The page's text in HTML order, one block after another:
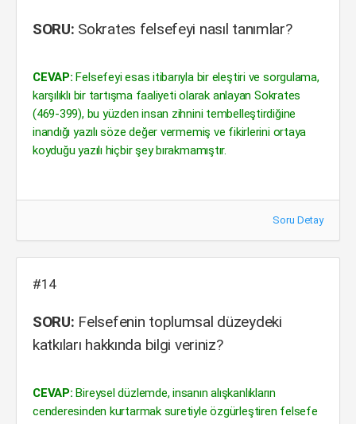
SORU: Sokrates felsefeyi nasıl tanımlar?
CEVAP: Felsefeyi esas itibarıyla bir eleştiri ve sorgulama,
karşılıklı bir tartışma faaliyeti olarak anlayan Sokrates
(469-399), bu yüzden insan zihnini tembelleştirdiğine
inandığı yazılı söze değer vermemiş ve fikirlerini ortaya
koyduğu yazılı hiçbir şey bırakmamıştır.
Soru Detay
#14
SORU: Felsefenin toplumsal düzeydeki
katkıları hakkında bilgi veriniz?
CEVAP: Bireysel düzlemde, insanın alışkanlıkların
cenderesinden kurtarmak suretiyle özgürleştiren felsefe